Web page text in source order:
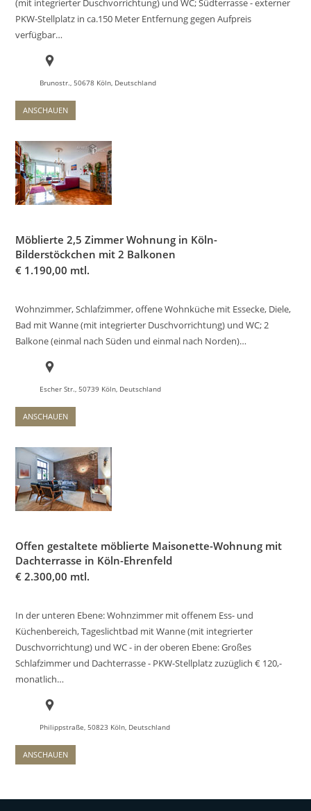
(mit integrierter Duschvorrichtung) und WC; Südterrasse - externer
PKW-Stellplatz in ca.150 Meter Entfernung gegen Aufpreis
verfügbar…
Brunostr., 50678 Köln, Deutschland
ANSCHAUEN
Möblierte 2,5 Zimmer Wohnung in Köln-
Bilderstöckchen mit 2 Balkonen
€ 1.190,00 mtl.
Wohnzimmer, Schlafzimmer, offene Wohnküche mit Essecke, Diele,
Bad mit Wanne (mit integrierter Duschvorrichtung) und WC; 2
Balkone (einmal nach Süden und einmal nach Norden)…
Escher Str., 50739 Köln, Deutschland
ANSCHAUEN
Offen gestaltete möblierte Maisonette-Wohnung mit
Dachterrasse in Köln-Ehrenfeld
€ 2.300,00 mtl.
In der unteren Ebene: Wohnzimmer mit offenem Ess- und
Küchenbereich, Tageslichtbad mit Wanne (mit integrierter
Duschvorrichtung) und WC - in der oberen Ebene: Großes
Schlafzimmer und Dachterrasse - PKW-Stellplatz zuzüglich € 120,-
monatlich…
Philippstraße, 50823 Köln, Deutschland
ANSCHAUEN